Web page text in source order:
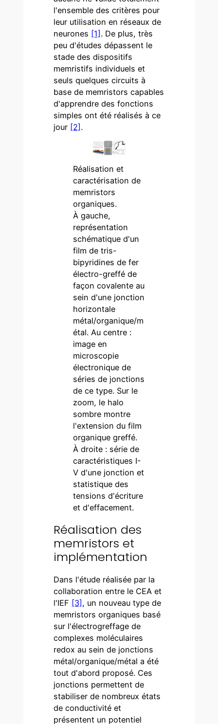
l'ensemble des critères pour
leur utilisation en réseaux de
neurones [1]. De plus, très
peu d'études dépassent le
stade des dispositifs
memristifs individuels et
seuls quelques circuits à
base de memristors capables
d'apprendre des fonctions
simples ont été réalisés à ce
jour [2].
Réalisation et
caractérisation de
memristors
organiques.
À gauche,
représentation
schématique d'un
film de tris-
bipyridines de fer
électro-greffé de
façon covalente au
sein d'une jonction
horizontale
métal/organique/m
étal. Au centre :
image en
microscopie
électronique de
séries de jonctions
de ce type. Sur le
zoom, le halo
sombre montre
l'extension du film
organique greffé.
À droite : série de
caractéristiques I-
V d'une jonction et
statistique des
tensions d'écriture
et d'effacement.
Réalisation des
memristors et
implémentation
Dans l'étude réalisée par la
collaboration entre le CEA et
l'IEF [3], un nouveau type de
memristors organiques basé
sur l'électrogreffage de
complexes moléculaires
redox au sein de jonctions
métal/organique/métal a été
tout d'abord proposé. Ces
jonctions permettent de
stabiliser de nombreux états
de conductivité et
présentent un potentiel